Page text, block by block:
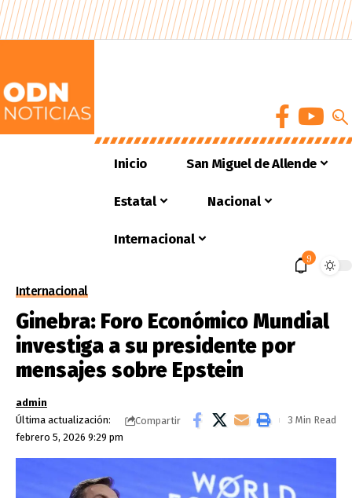
Inicio San Miguel de Allende
Estatal Nacional
Internacional
9
Internacional
Ginebra: Foro Económico Mundial
investiga a su presidente por
mensajes sobre Epstein
Última actualización:
febrero 5, 2026 9:29 pm
admin
Compartir
3 Min Read